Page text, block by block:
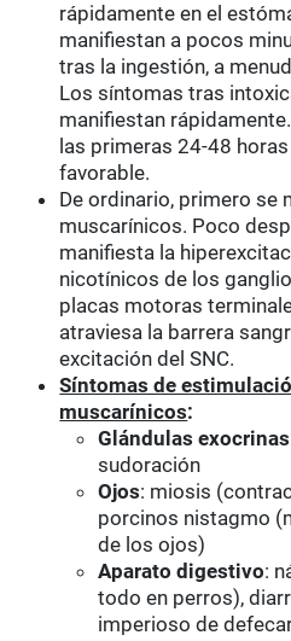
rápidamente en el
manifiestan a pocos
tras la ingestión, a
Los síntomas tras
manifiestan
las primeras 24-48
favorable.
De ordinario, primero se
muscarínicos. Poco
manifiesta la
nicotínicos de los
placas motoras
atraviesa la barrera
excitación del SNC.
Síntomas de
muscarínicos:
Glándulas exocrinas
sudoración
Ojos: miosis
porcinos nistagmo
de los ojos)
Aparato digestivo:
todo en perros),
imperioso de